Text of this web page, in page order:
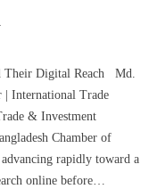
Their Digital Reach Md.
| International Trade
& Investment
Chamber of
rapidly toward a
online before…